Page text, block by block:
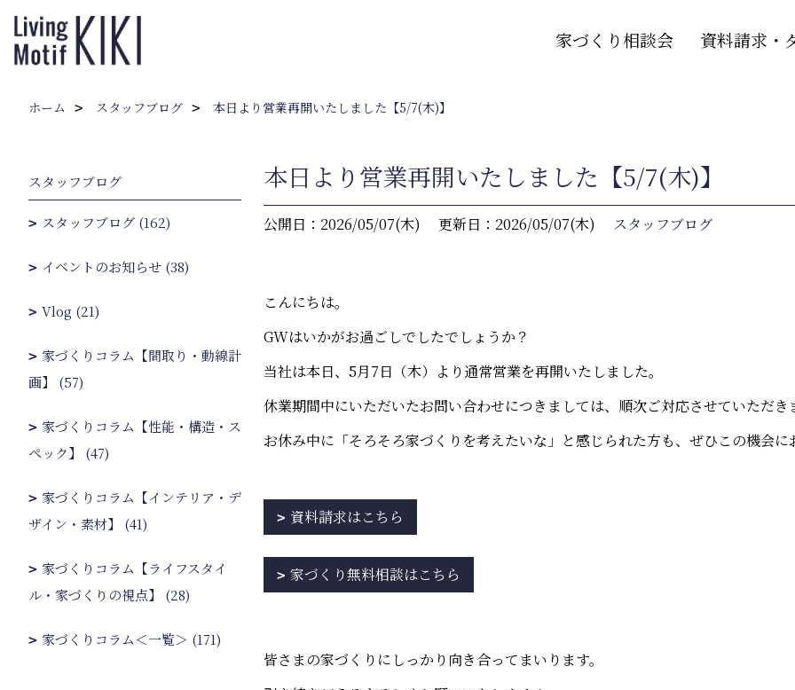
家づくり相談会 資料請求・
ホーム スタッフブログ 本日より営業再開いたしました【5/7(木)】
本日より営業再開いたしました【5/7(木)】
公開日：2026/05/07(木) 更新日：2026/05/07(木) スタッフブログ
こんにちは。
GWはいかがお過ごしでしたでしょうか？
当社は本日、5月7日（木）より通常営業を再開いたしました。
休業期間中にいただいたお問い合わせにつきましては、順次ご対応させていただき
お休み中に「そろそろ家づくりを考えたいな」と感じられた方も、ぜひこの機会
資料請求はこちら
家づくり無料相談はこちら
皆さまの家づくりにしっかり向き合ってまいります。
スタッフブログ
スタッフブログ (162)
イベントのお知らせ (38)
Vlog (21)
家づくりコラム【間取り・動線計
画】 (57)
家づくりコラム【性能・構造・ス
ペック】 (47)
家づくりコラム【インテリア・デ
ザイン・素材】 (41)
家づくりコラム【ライフスタイ
ル・家づくりの視点】 (28)
家づくりコラム＜一覧＞ (171)